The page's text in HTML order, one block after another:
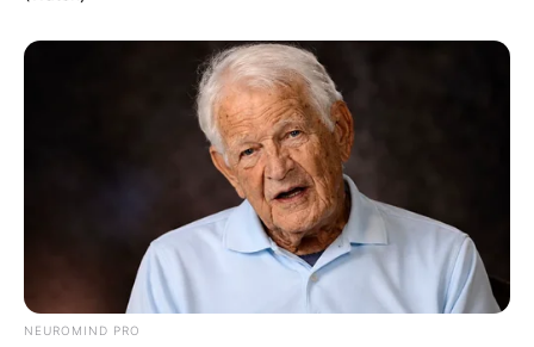
NEUROMIND PRO